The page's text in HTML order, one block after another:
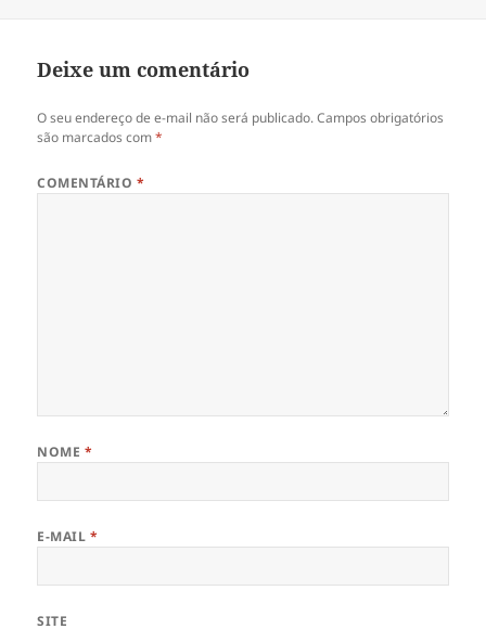
Deixe um comentário
O seu endereço de e-mail não será publicado. Campos obrigatórios
são marcados com*
COMENTÁRIO *
NOME *
E-MAIL *
SITE